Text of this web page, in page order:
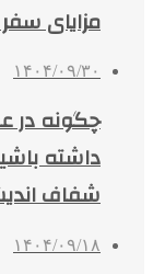
مزایای
۱۴۰۴/۰۹/۳۰
چگونه در
داشته
شفاف
۱۴۰۴/۰۹/۱۸